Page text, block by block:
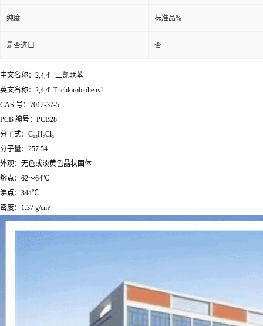
纯度 标准品%
是否进口 否
中文名称：2,4,4′- 三氯联苯
英文名称：2,4,4'-Trichlorobiphenyl
CAS 号：7012-37-5
PCB 编号：PCB28
分子式：C₁₂H₇Cl₃
分子量：257.54
外观：无色或淡黄色晶状固体
熔点：62～64℃
沸点：344℃
密度：1.37 g/cm³